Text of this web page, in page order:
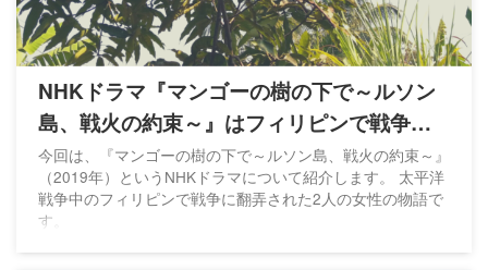
NHKドラマ『マンゴーの樹の下で～ルソン
島、戦火の約束～』はフィリピンで戦争に
翻弄された2人の女性の物語
今回は、『マンゴーの樹の下で～ルソン島、戦火の約束～』
（2019年）というNHKドラマについて紹介します。 太平洋
戦争中のフィリピンで戦争に翻弄された2人の女性の物語で
す。